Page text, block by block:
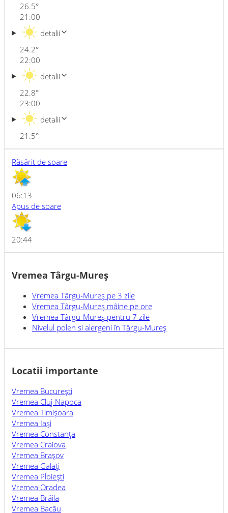
26.5°
21:00
24.2°
detalii
22:00
22.8°
detalii
23:00
21.5°
detalii
Răsărit de soare
06:13
Apus de soare
20:44
Vremea Târgu-Mureş
Vremea Târgu-Mureş pe 3 zile
Vremea Târgu-Mureş mâine pe ore
Vremea Târgu-Mureş pentru 7 zile
Nivelul polen si alergeni în Târgu-Mureş
Locatii importante
Vremea Bucureşti
Vremea Cluj-Napoca
Vremea Timişoara
Vremea Iaşi
Vremea Constanţa
Vremea Craiova
Vremea Braşov
Vremea Galaţi
Vremea Ploieşti
Vremea Oradea
Vremea Brăila
Vremea Bacău